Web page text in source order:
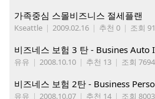
가족중심 스몰비즈니스 절세플랜
Kseattle | 2009.02.16 | 추천 0 | 조회
비즈네스 보험 3 탄 - Busines Auto
유유 | 2008.10.10 | 추천 13 | 조회 7694
비즈네스 보험 2탄 - Business
유유 | 2008.10.07 | 추천 14 | 조회 8003